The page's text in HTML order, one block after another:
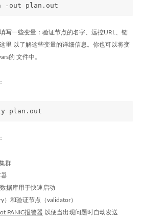
-out plan.out
写一些变量：验证节点的名字、远控URL、链
这里 以了解这些变量的详细信息。你也可以将变
的 文件中。
plan.out
群
据库用于快速启动
）和验证节点（validator）
PANIC报警器 以便当出现问题时自动发送